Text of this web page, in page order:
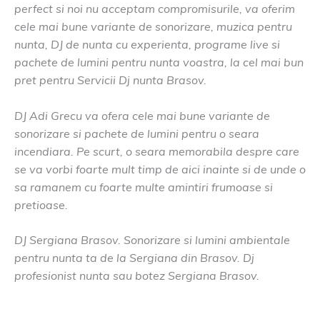
perfect si noi nu acceptam compromisurile, va oferim
cele mai bune variante de sonorizare, muzica pentru
nunta, DJ de nunta cu experienta, programe live si
pachete de lumini pentru nunta voastra, la cel mai bun
pret pentru Servicii Dj nunta Brasov.
DJ Adi Grecu va ofera cele mai bune variante de
sonorizare si pachete de lumini pentru o seara
incendiara. Pe scurt, o seara memorabila despre care
se va vorbi foarte mult timp de aici inainte si de unde o
sa ramanem cu foarte multe amintiri frumoase si
pretioase.
DJ Sergiana Brasov. Sonorizare si lumini ambientale
pentru nunta ta de la Sergiana din Brasov. Dj
profesionist nunta sau botez Sergiana Brasov.